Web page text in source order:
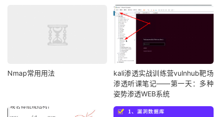
Nmap常用用法
kali渗透实战训练营vulnhub靶场
渗透听课笔记——第一天：多种
姿势渗透WEB系统